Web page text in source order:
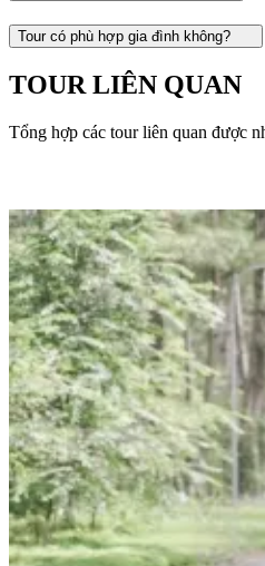
Tour có phù hợp gia đình không?
TOUR LIÊN QUAN
Tổng hợp các tour liên quan được